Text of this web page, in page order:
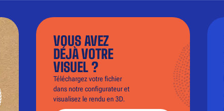
VOUS AVEZ
DÉJÀ VOTRE
VISUEL ?
Téléchargez votre fichier
dans notre configurateur et
visualisez le rendu en 3D.